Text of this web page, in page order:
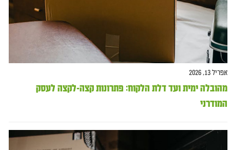
אפריל 13, 2026
מהובלה ימית ועד דלת הלקוח: פתרונות קצה-לקצה לעסק
המודרני